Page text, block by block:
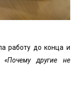
работу до конца и
«Почему другие не